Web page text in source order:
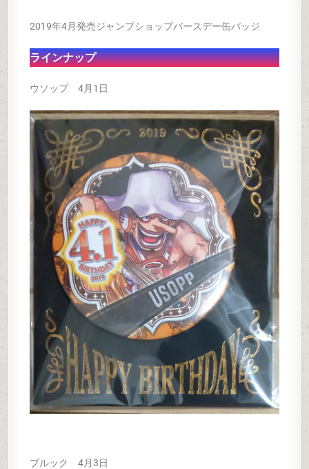
2019年4月発売ジャンプショップバースデー缶バッジ
ラインナップ
ウソップ 4月1日
ブルック 4月3日